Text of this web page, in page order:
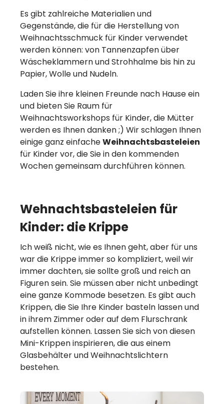
Es gibt zahlreiche Materialien und
Gegenstände, die für die Herstellung von
Weihnachtsschmuck für Kinder verwendet
werden können: von Tannenzapfen über
Wäscheklammern und Strohhalme bis hin zu
Papier, Wolle und Nudeln.
Laden Sie ihre kleinen Freunde nach Hause ein
und bieten Sie Raum für
Weihnachtsworkshops für Kinder, die Mütter
werden es Ihnen danken ;) Wir schlagen Ihnen
einige ganz einfacheWeihnachtsbasteleien
für Kinder vor, die Sie in den kommenden
Wochen gemeinsam durchführen können.
Wehnachtsbasteleien für
Kinder: die Krippe
Ich weiß nicht, wie es Ihnen geht, aber für uns
war die Krippe immer so kompliziert, weil wir
immer dachten, sie sollte groß und reich an
Figuren sein. Sie müssen aber nicht unbedingt
eine ganze Kommode besetzen. Es gibt auch
Krippen, die Sie Ihre Kinder basteln lassen und
in ihrem Zimmer oder auf dem Flurschrank
aufstellen können. Lassen Sie sich von diesen
Mini-Krippen inspirieren, die aus einem
Glasbehälter und Weihnachtslichtern
bestehen.